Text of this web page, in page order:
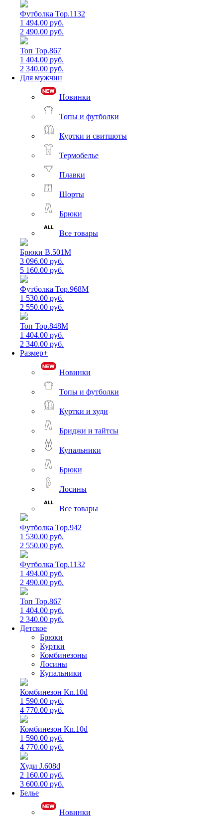
Футболка Top.1132
1 494.00 руб.
2 490.00 руб.
Топ Top.867
1 404.00 руб.
2 340.00 руб.
Для мужчин
Новинки
Топы и футболки
Куртки и свитшоты
Термобелье
Плавки
Шорты
Брюки
Все товары
Брюки B.501M
3 096.00 руб.
5 160.00 руб.
Футболка Top.968M
1 530.00 руб.
2 550.00 руб.
Топ Top.848M
1 404.00 руб.
2 340.00 руб.
Размер+
Новинки
Топы и футболки
Куртки и худи
Бриджи и тайтсы
Купальники
Брюки
Лосины
Все товары
Футболка Top.942
1 530.00 руб.
2 550.00 руб.
Футболка Top.1132
1 494.00 руб.
2 490.00 руб.
Топ Top.867
1 404.00 руб.
2 340.00 руб.
Детское
Брюки
Куртки
Комбинезоны
Лосины
Купальники
Комбинезон Kn.10d
1 590.00 руб.
4 770.00 руб.
Комбинезон Kn.10d
1 590.00 руб.
4 770.00 руб.
Худи J.608d
2 160.00 руб.
3 600.00 руб.
Белье
Новинки